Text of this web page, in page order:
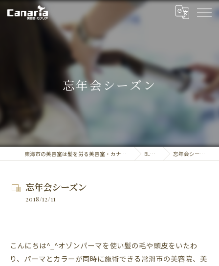
忘年会シーズン
東海市の美容室は髪を労る美容室・カナリア BLOG 忘年会シーズン
忘年会シーズン
2018/12/11
こんにちは^_^オゾンパーマを使い髪の毛や頭皮をいたわ
り、パーマとカラーが同時に施術できる常滑市の美容院、美